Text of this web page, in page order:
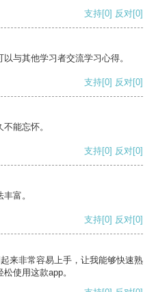
支持[0] 反对[0]
与其他学习者交流学习心得。
支持[0] 反对[0]
能忘怀。
支持[0] 反对[0]
富。
支持[0] 反对[0]
来非常容易上手，让我能够快速熟
使用这款app。